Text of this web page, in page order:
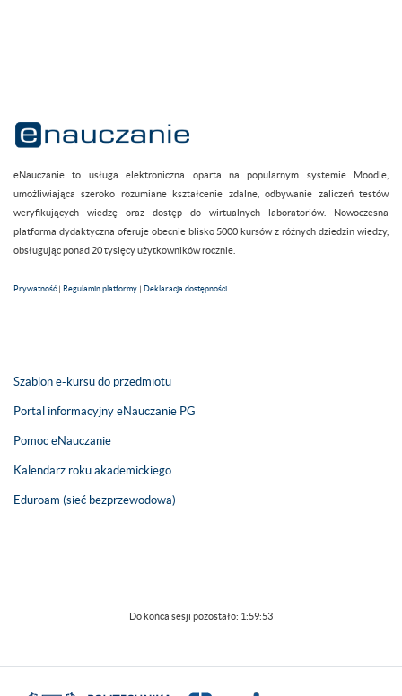
eNauczanie to usługa elektroniczna oparta na popularnym systemie Moodle,
umożliwiająca szeroko rozumiane kształcenie zdalne, odbywanie zaliczeń testów
weryfikujących wiedzę oraz dostęp do wirtualnych laboratoriów. Nowoczesna
platforma dydaktyczna oferuje obecnie blisko 5000 kursów z różnych dziedzin wiedzy,
obsługując ponad 20 tysięcy użytkowników rocznie.
Prywatność | Regulamin platformy | Deklaracja dostępności
Szablon e-kursu do przedmiotu
Portal informacyjny eNauczanie PG
Pomoc eNauczanie
Kalendarz roku akademickiego
Eduroam (sieć bezprzewodowa)
Do końca sesji pozostało: 1:59:53